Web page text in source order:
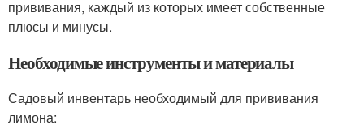
прививания, каждый из которых имеет собственные
плюсы и минусы.
Необходимые инструменты и материалы
Садовый инвентарь необходимый для прививания
лимона: